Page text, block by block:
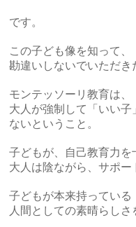
です。
この子ども像を知って、
勘違いしないでいただき
モンテッソーリ教育は、
大人が強制して「いい子
ないということ。
子どもが、自己教育力を
大人は陰ながら、サポー
子どもが本来持っている
人間としての素晴らしさ